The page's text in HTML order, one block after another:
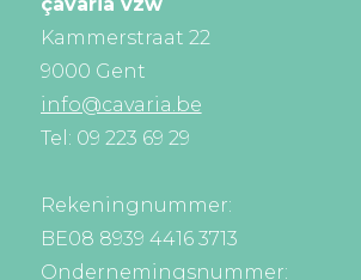
Kammerstraat 22
9000 Gent
info@cavaria.be
Tel: 09 223 69 29
Rekeningnummer:
BE08 8939 4416 3713
Ondernemingsnummer: